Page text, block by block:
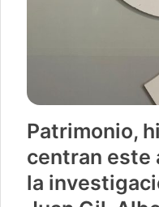
Vuelve
actividades
municipios